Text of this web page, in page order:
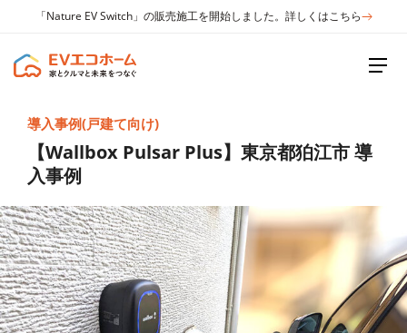
「Nature EV Switch」の販売施工を開始しました。詳しくはこちら
導入事例(戸建て向け)
【Wallbox Pulsar Plus】東京都狛江市 導
入事例